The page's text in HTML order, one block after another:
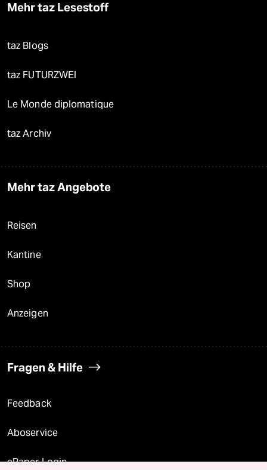
Mehr taz Lesestoff
taz Blogs
taz FUTURZWEI
Le Monde diplomatique
taz Archiv
Mehr taz Angebote
Reisen
Kantine
Shop
Anzeigen
Fragen & Hilfe
Feedback
Aboservice
ePaper Login